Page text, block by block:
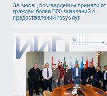
За месяц росгвардейцы приняли от
граждан более 800 заявлений о
предоставлении госуслуг